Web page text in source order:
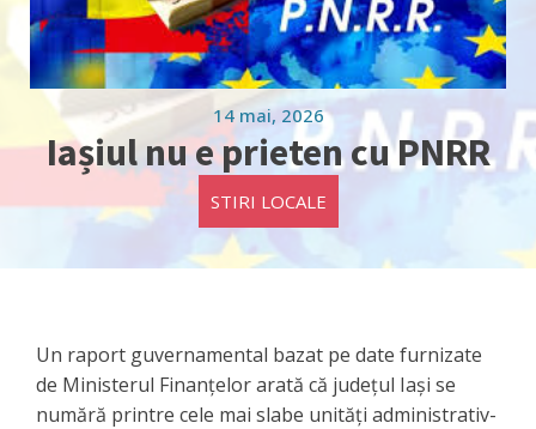
14 mai, 2026
Iașiul nu e prieten cu PNRR
STIRI LOCALE
Un raport guvernamental bazat pe date furnizate
de Ministerul Finanțelor arată că județul Iași se
numără printre cele mai slabe unități administrativ-